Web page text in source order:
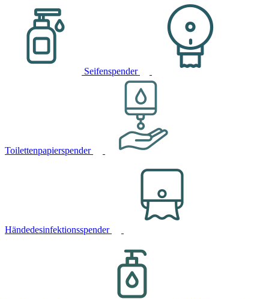
Seifenspender
Toilettenpapierspender
Händedesinfektionsspender